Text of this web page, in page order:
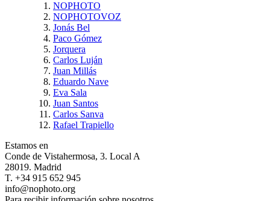
NOPHOTO
NOPHOTOVOZ
Jonás Bel
Paco Gómez
Jorquera
Carlos Luján
Juan Millás
Eduardo Nave
Eva Sala
Juan Santos
Carlos Sanva
Rafael Trapiello
Estamos en
Conde de Vistahermosa, 3. Local A
28019. Madrid
T. +34 915 652 945
info@nophoto.org